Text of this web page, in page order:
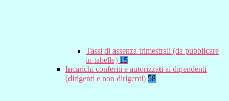
Tassi di assenza trimestrali (da pubblicare
in tabelle) 15
Incarichi conferiti e autorizzati ai dipendenti
(dirigenti e non dirigenti) 58